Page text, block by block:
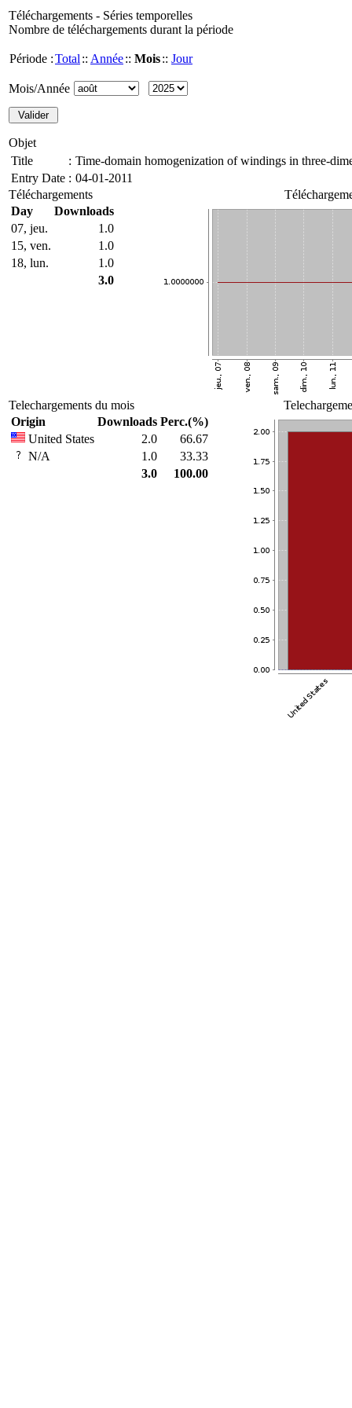
Téléchargements - Séries temporelles
Nombre de téléchargements durant la période
Période :Total :: Année:: Mois:: Jour
Mois/Année
Objet
Title
: Time-domain homogenization of windings in three-
Entry Date : 04-01-2011
Téléchargements
Day
Downloads
07, jeu.
1.0
15, ven.
1.0
18, lun.
1.0
3.0
Telechargements du mois
Origin
Downloads Perc.(%)
United States
2.0
66.67
N/A
1.0
33.33
3.0
100.00